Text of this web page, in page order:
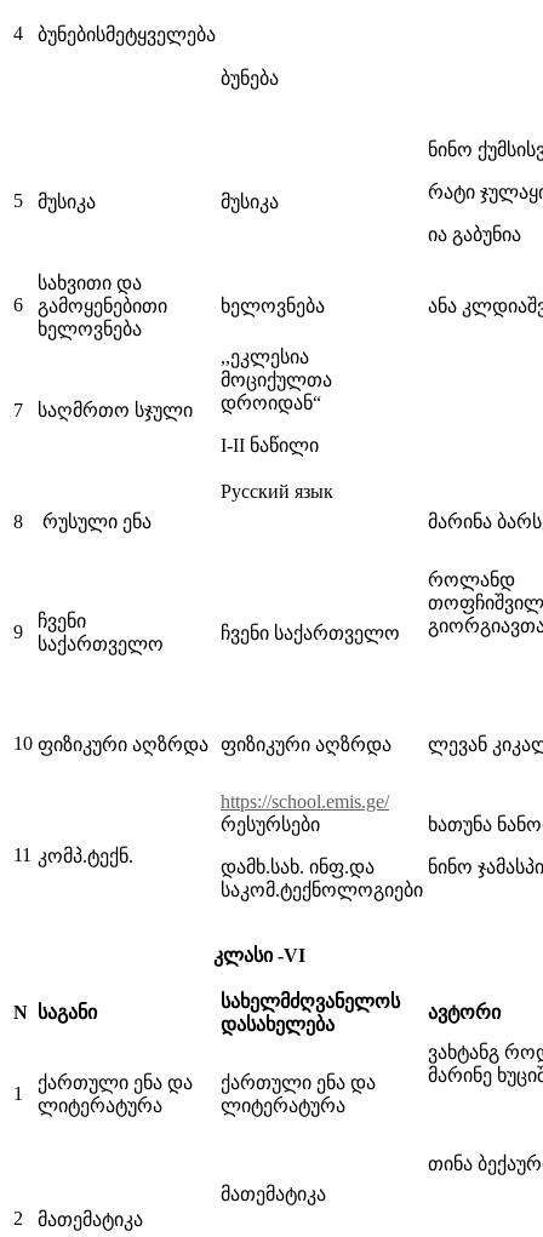
4 ბუნებისმეტყველება
ბუნება
5 მუსიკა მუსიკა
ნინო
რატი
ია გაბუნია
6
სახვითი და
გამოყენებითი
ხელოვნება
ხელოვნება ანა
7 საღმრთო სჯული
,,ეკლესია
მოციქულთა
დროიდან“
I-II ნაწილი
8 რუსული ენა
Русский язык
მარინა
9
ჩვენი
საქართველო
ჩვენი საქართველო
როლანდ
10 ფიზიკური აღზრდა ფიზიკური აღზრდა ლევან
11 კომპ.ტექნ.
https://school.emis.ge/
რესურსები
დამხ.სახ. ინფ.და
საკომ.ტექნოლოგიები
ხათუნა
ნინო
კლასი -VI
N საგანი
სახელმძღვანელოს
დასახელება
ავტორი
1
ქართული ენა და
ლიტერატურა
ქართული ენა და
ლიტერატურა
ვახტანგ
მარინე
2 მათემატიკა
მათემატიკა
თინა